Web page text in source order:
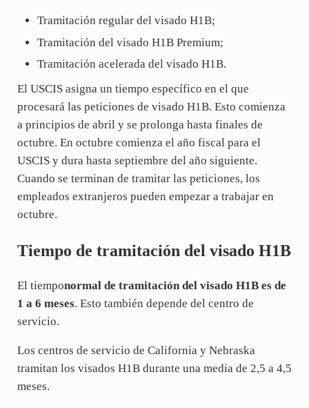
Tramitación regular del visado H1B;
Tramitación del visado H1B Premium;
Tramitación acelerada del visado H1B.
El USCIS asigna un tiempo específico en el que
procesará las peticiones de visado H1B. Esto comienza
a principios de abril y se prolonga hasta finales de
octubre. En octubre comienza el año fiscal para el
USCIS y dura hasta septiembre del año siguiente.
Cuando se terminan de tramitar las peticiones, los
empleados extranjeros pueden empezar a trabajar en
octubre.
Tiempo de tramitación del visado H1B
El tiemponormal de tramitación del visado H1B es de
1 a 6 meses. Esto también depende del centro de
servicio.
Los centros de servicio de California y Nebraska
tramitan los visados H1B durante una media de 2,5 a 4,5
meses.